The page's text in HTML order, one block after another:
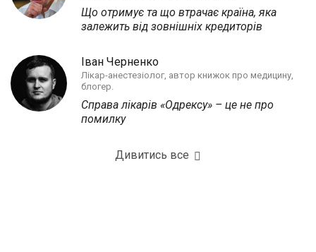
Що отримує та що втрачає країна, яка
залежить від зовнішніх кредиторів
Іван Черненко
Лікар-анестезіолог, автор книжок про медицину,
блогер.
Справа лікарів «Одрексу» – це не про
помилку
Дивитись все